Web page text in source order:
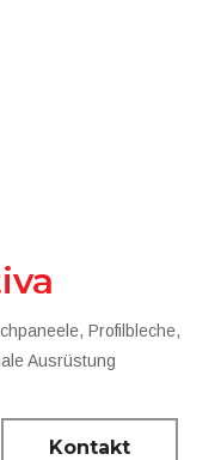
Profilbleche,
Ausrüstung
Kontakt